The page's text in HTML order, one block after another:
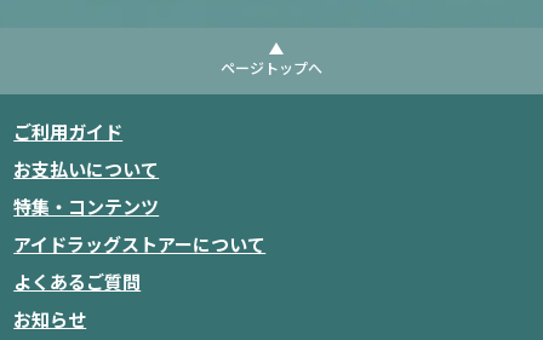
ページトップへ
ご利用ガイド
お支払いについて
特集・コンテンツ
アイドラッグストアーについて
よくあるご質問
お知らせ